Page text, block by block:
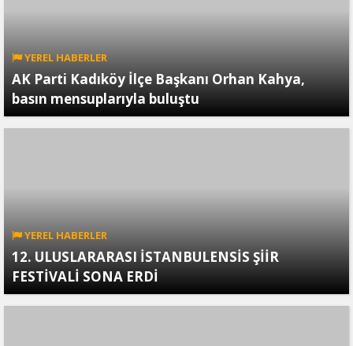
YEREL HABERLER
AK Parti Kadıköy İlçe Başkanı Orhan Kahya,
basın mensuplarıyla buluştu
YEREL HABERLER
12. ULUSLARARASI İSTANBULENSİS ŞİİR
FESTİVALİ SONA ERDİ